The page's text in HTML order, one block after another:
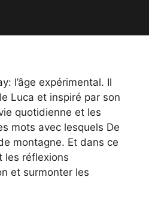
l’âge expérimental. Il
Luca et inspiré par son
quotidienne et les
mots avec lesquels De
montagne. Et dans ce
les réflexions
et surmonter les